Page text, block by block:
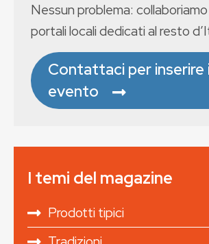
Nessun problema:
portali locali dedicati al resto
Contattaci per inserire
evento
I temi del magazine
Prodotti tipici